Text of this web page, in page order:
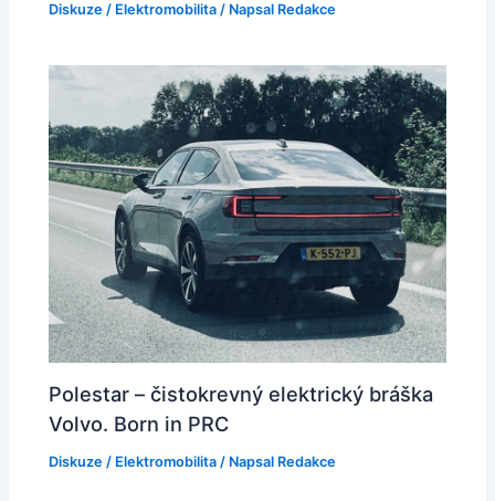
Diskuze / Elektromobilita / Napsal Redakce
Polestar – čistokrevný elektrický bráška
Volvo. Born in PRC
Diskuze / Elektromobilita / Napsal Redakce